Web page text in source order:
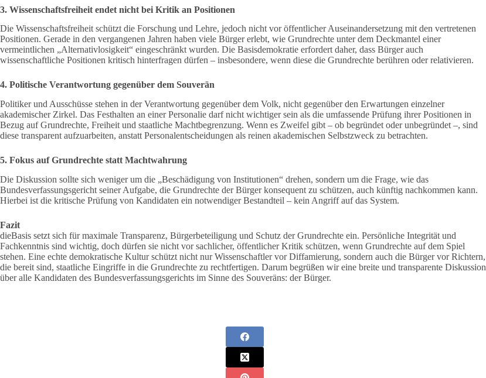
3. Wissenschaftsfreiheit endet nicht bei Kritik an Positionen
Die Wissenschaftsfreiheit schützt die Forschung und Lehre, jedoch nicht vor öffentlicher Auseinandersetzung mit den vertretenen
Positionen. Gerade in den vergangenen Jahren haben viele Bürger erlebt, wie Grundrechte unter dem Deckmantel einer
vermeintlichen „Alternativlosigkeit“ eingeschränkt wurden. Die Basisdemokratie erfordert daher, dass Bürger auch
wissenschaftliche Positionen kritisch hinterfragen dürfen – insbesondere, wenn diese die Grundrechte berühren oder relativieren.
4. Politische Verantwortung gegenüber dem Souverän
Politiker und Ausschüsse stehen in der Verantwortung gegenüber dem Volk, nicht gegenüber den Erwartungen einzelner
akademischer Zirkel. Das Festhalten an einer Personalie darf nicht wichtiger sein als die umfassende Prüfung ihrer Positionen in
Bezug auf Grundrechte, Freiheit und staatliche Machtbegrenzung. Wenn es Zweifel gibt – ob begründet oder unbegründet –, sind
diese transparent aufzuarbeiten, anstatt Personalentscheidungen als reinen akademischen Selbstzweck zu betrachten.
5. Fokus auf Grundrechte statt Machtwahrung
Die Diskussion sollte sich weniger um die „Beschädigung von Institutionen“ drehen, sondern um die Frage, wie das
Bundesverfassungsgericht seiner Aufgabe, die Grundrechte der Bürger konsequent zu schützen, auch künftig nachkommen kann.
Hierbei ist die kritische Prüfung von Kandidaten ein notwendiger Bestandteil – kein Angriff auf das System.
Fazit
dieBasis setzt sich für maximale Transparenz, Bürgerbeteiligung und Schutz der Grundrechte ein. Persönliche Integrität und
Fachkenntnis sind wichtig, doch dürfen sie nicht vor sachlicher, öffentlicher Kritik schützen, wenn Grundrechte auf dem Spiel
stehen. Eine echte demokratische Kultur schützt nicht nur Wissenschaftler vor Diffamierung, sondern auch die Bürger vor Richtern,
die bereit sind, staatliche Eingriffe in die Grundrechte zu rechtfertigen. Darum begrüßen wir eine breite und transparente Diskussion
über alle Kandidaten des Bundesverfassungsgerichts im Sinne des Souveräns: der Bürger.